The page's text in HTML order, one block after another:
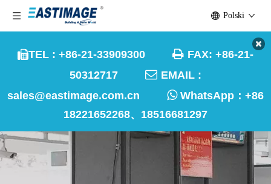
TEL : +86-21-33909300  FAX: +86-21-
50312717  EMAIL :
sales@eastimage.com.cn
WhatsApp： +86
18221652268、18516681297
Polski